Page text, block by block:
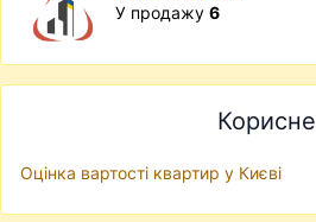
У продажу 6
Корисне
Оцінка вартості квартир у Києві